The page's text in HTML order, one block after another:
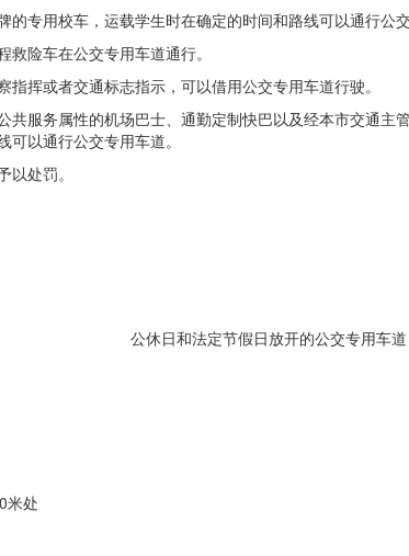
专用校车，运载学生时在确定的时间和路线可以通行公交
险车在公交专用车道通行。
挥或者交通标志指示，可以借用公交专用车道行驶。
服务属性的机场巴士、通勤定制快巴以及经本市交通
以通行公交专用车道。
处罚。
公休日和法定节假日放开的公交专用车道
米处